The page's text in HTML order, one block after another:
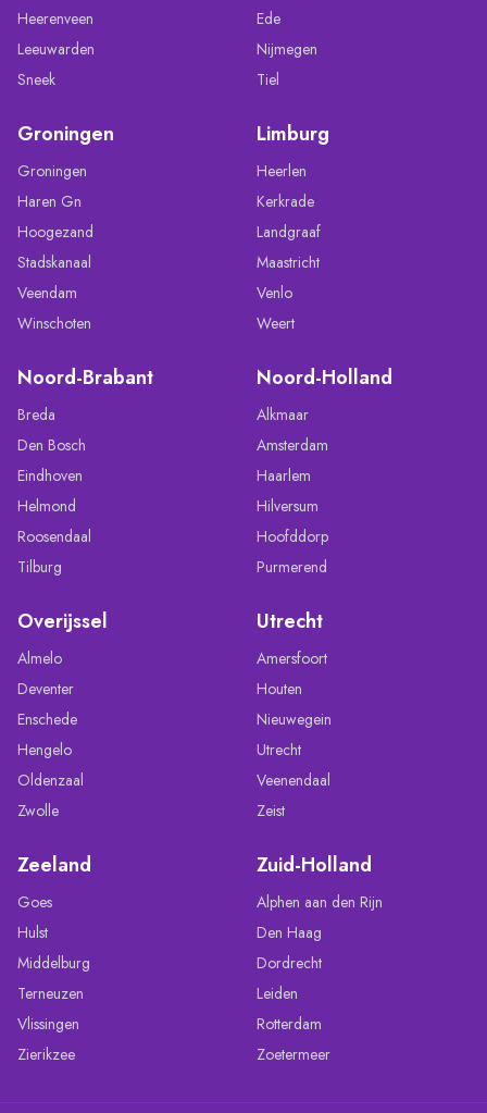
Heerenveen
Leeuwarden
Sneek
Ede
Nijmegen
Tiel
Groningen
Groningen
Haren Gn
Hoogezand
Stadskanaal
Veendam
Winschoten
Limburg
Heerlen
Kerkrade
Landgraaf
Maastricht
Venlo
Weert
Noord-Brabant
Breda
Den Bosch
Eindhoven
Helmond
Roosendaal
Tilburg
Noord-Holland
Alkmaar
Amsterdam
Haarlem
Hilversum
Hoofddorp
Purmerend
Overijssel
Almelo
Deventer
Enschede
Hengelo
Oldenzaal
Zwolle
Utrecht
Amersfoort
Houten
Nieuwegein
Utrecht
Veenendaal
Zeist
Zeeland
Goes
Hulst
Middelburg
Terneuzen
Vlissingen
Zierikzee
Zuid-Holland
Alphen aan den Rijn
Den Haag
Dordrecht
Leiden
Rotterdam
Zoetermeer